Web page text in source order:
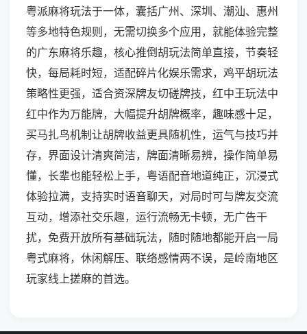
粤派麻将玩法于一体，囊括广州、深圳、潮汕、惠州
等多地特色规则，无需切换多个应用，就能体验完整
的广东麻将乐趣，核心推倒胡玩法简单直接，节奏轻
快，每局耗时短，适配碎片化娱乐需求，鸡平胡玩法
策略性更强，适合资深牌友切磋牌技，红中王玩法中
红中作为万能牌，大幅提升胡牌概率，趣味感十足，
买马扎鸟机制让胡牌收益更具随机性，运气与技巧并
存，界面设计清爽简洁，牌面清晰易辨，操作简单易
懂，长辈也能轻松上手，粤语配音地道纯正，沉浸式
体验拉满，支持实时语音聊天，对局时可与牌友交流
互动，增添社交乐趣，运行流畅无卡顿，无广告干
扰，免费开放所有基础玩法，随时随地都能开启一局
粤式麻将，休闲解压、联络感情两不误，是岭南地区
玩家线上搓麻的首选。